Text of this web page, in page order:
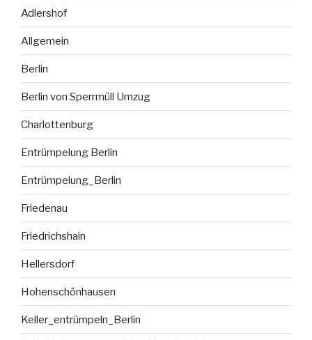
Adlershof
Allgemein
Berlin
Berlin von Sperrmüll Umzug
Charlottenburg
Entrümpelung Berlin
Entrümpelung_Berlin
Friedenau
Friedrichshain
Hellersdorf
Hohenschönhausen
Keller_entrümpeln_Berlin